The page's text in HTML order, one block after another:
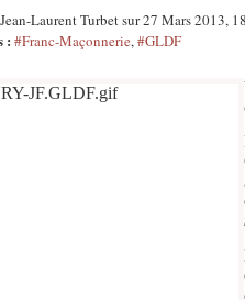
Laurent Turbet sur 27 Mars 2013,
: #Franc-Maçonnerie,#GLDF